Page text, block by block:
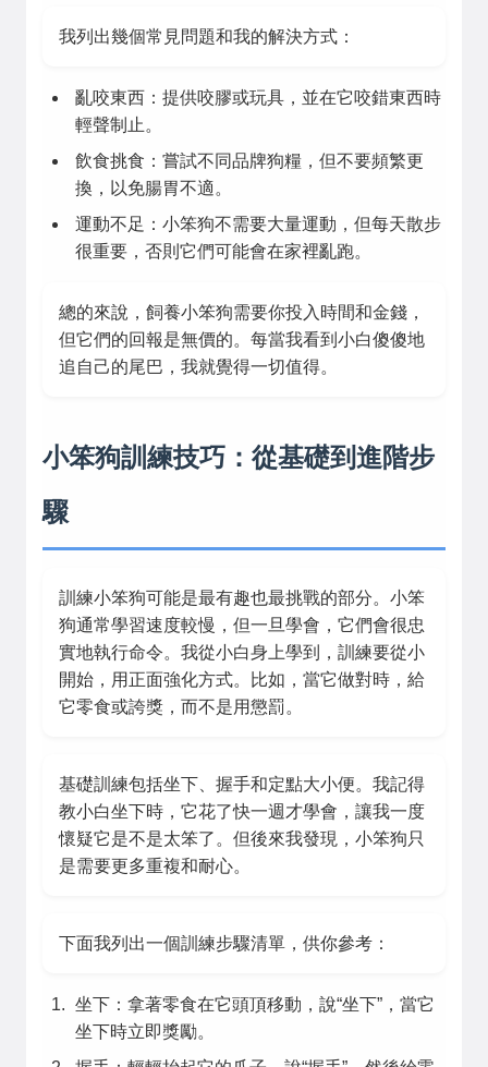
我列出幾個常見問題和我的解決方式：
亂咬東西：提供咬膠或玩具，並在它咬錯東西時
輕聲制止。
飲食挑食：嘗試不同品牌狗糧，但不要頻繁更
換，以免腸胃不適。
運動不足：小笨狗不需要大量運動，但每天散步
很重要，否則它們可能會在家裡亂跑。
總的來說，飼養小笨狗需要你投入時間和金錢，
但它們的回報是無價的。每當我看到小白傻傻地
追自己的尾巴，我就覺得一切值得。
小笨狗訓練技巧：從基礎到進階步
驟
訓練小笨狗可能是最有趣也最挑戰的部分。小笨
狗通常學習速度較慢，但一旦學會，它們會很忠
實地執行命令。我從小白身上學到，訓練要從小
開始，用正面強化方式。比如，當它做對時，給
它零食或誇獎，而不是用懲罰。
基礎訓練包括坐下、握手和定點大小便。我記得
教小白坐下時，它花了快一週才學會，讓我一度
懷疑它是不是太笨了。但後來我發現，小笨狗只
是需要更多重複和耐心。
下面我列出一個訓練步驟清單，供你參考：
坐下：拿著零食在它頭頂移動，說“坐下”，當它
坐下時立即獎勵。